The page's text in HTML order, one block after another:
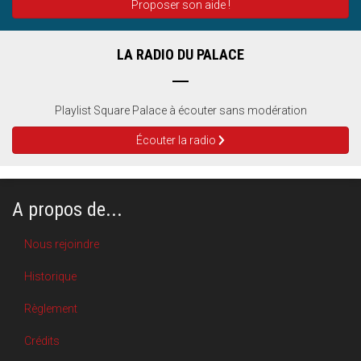
Proposer son aide !
LA RADIO DU PALACE
Playlist Square Palace à écouter sans modération
Écouter la radio
A propos de...
Nous rejoindre
Historique
Règlement
Crédits